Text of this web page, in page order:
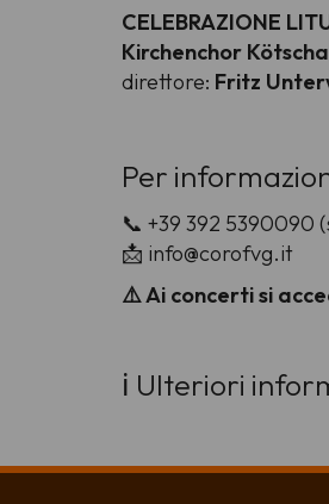
CELEBRAZIONE
Kirchenchor
direttore: Fritz
Per
📞 +39 392 5390090
📩 info@corofvg.it
⚠️ Ai concerti si
ℹ️ Ulteriori